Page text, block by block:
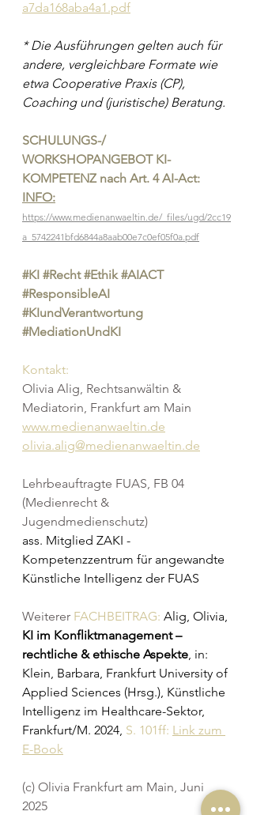
a7da168aba4a1.pdf
* Die Ausführungen gelten auch für
andere, vergleichbare Formate wie
etwa Cooperative Praxis (CP),
Coaching und (juristische) Beratung.
SCHULUNGS-/
WORKSHOPANGEBOT KI-
KOMPETENZ nach Art. 4 AI-Act:
INFO:
https://www.medienanwaeltin.de/_files/ugd/2cc19
a_5742241bfd6844a8aab00e7c0ef05f0a.pdf
#KI #Recht #Ethik #AIACT
#ResponsibleAI
#KIundVerantwortung
#MediationUndKI
Kontakt:
Olivia Alig, Rechtsanwältin &
Mediatorin, Frankfurt am Main
www.medienanwaeltin.de
olivia.alig@medienanwaeltin.de
Lehrbeauftragte FUAS, FB 04
(Medienrecht &
Jugendmedienschutz)
ass. Mitglied ZAKI -
Kompetenzzentrum für angewandte
Künstliche Intelligenz der FUAS
Weiterer FACHBEITRAG: Alig, Olivia,
KI im Konfliktmanagement –
rechtliche & ethische Aspekte, in:
Klein, Barbara, Frankfurt University of
Applied Sciences (Hrsg.), Künstliche
Intelligenz im Healthcare-Sektor,
Frankfurt/M. 2024, S. 101ff: Link zum
E-Book
(c) Olivia Frankfurt am Main, Juni
2025